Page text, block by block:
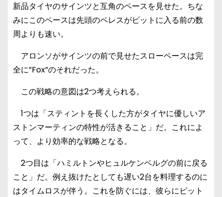
新品タイヤのサインツと互角のペースを見せた。ちな
みにこのペースは先頭のペレスがピットに入る前の数
周よりも速い。
アロンソがサインツの前で見せたスローペースは完
全に”Fox”のそれだった。
この戦略の意図は2つ考えられる。
1つは「スティントを長くした方がタイヤに優しいア
ストンマーティンの特性が活きること」だ。これによ
って、より効率的な戦略となる。
2つ目は「ハミルトンやヒュルケンベルグの前に戻る
こと」だ。例え抜けたとしても遅い2台を料理するのに
はタイムロスが伴う。これを防ぐには、彼らにピット